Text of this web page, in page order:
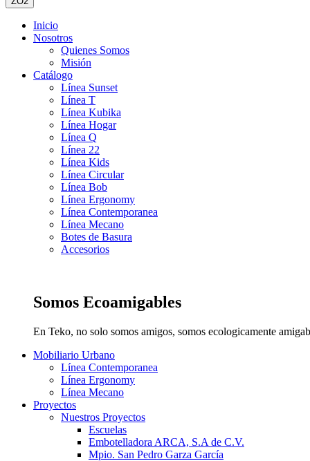
Inicio
Nosotros
Quienes Somos
Misión
Catálogo
Línea Sunset
Línea T
Línea Kubika
Línea Hogar
Línea Q
Línea 22
Línea Kids
Línea Circular
Línea Bob
Línea Ergonomy
Línea Contemporanea
Línea Mecano
Botes de Basura
Accesorios
Somos Ecoamigables
En Teko, no solo somos amigos, somos ecologicamente
Mobiliario Urbano
Línea Contemporanea
Línea Ergonomy
Línea Mecano
Proyectos
Nuestros Proyectos
Escuelas
Embotelladora ARCA, S.A de C.V.
Mpio. San Pedro Garza García